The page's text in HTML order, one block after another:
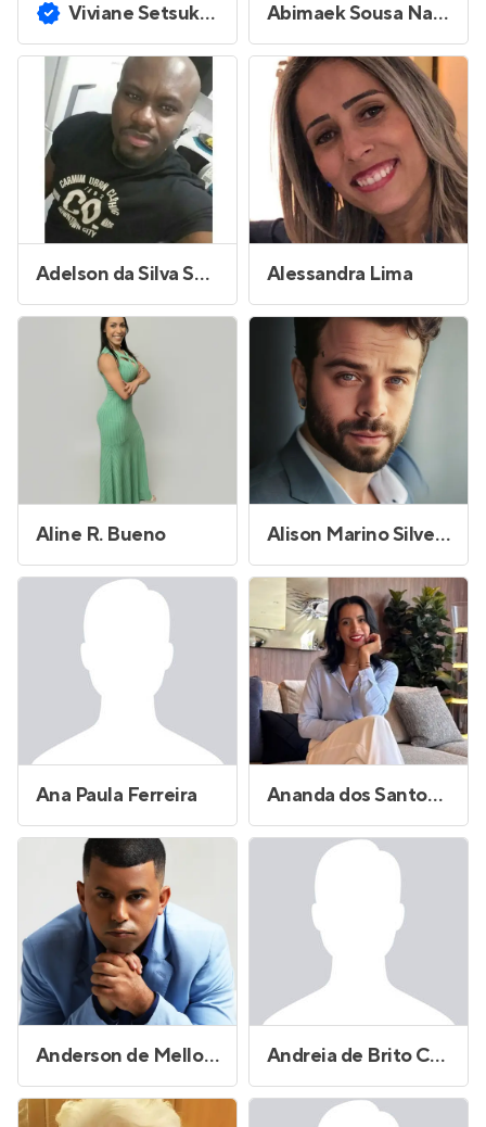
Viviane Setsuko Doi Abimaek Sousa Nascimento
Adelson da Silva Santos Alessandra Lima
Aline R. Bueno Alison Marino Silveira
Ana Paula Ferreira Ananda dos Santos Correa
Anderson de Mello Barbosa Andreia de Brito Cruz